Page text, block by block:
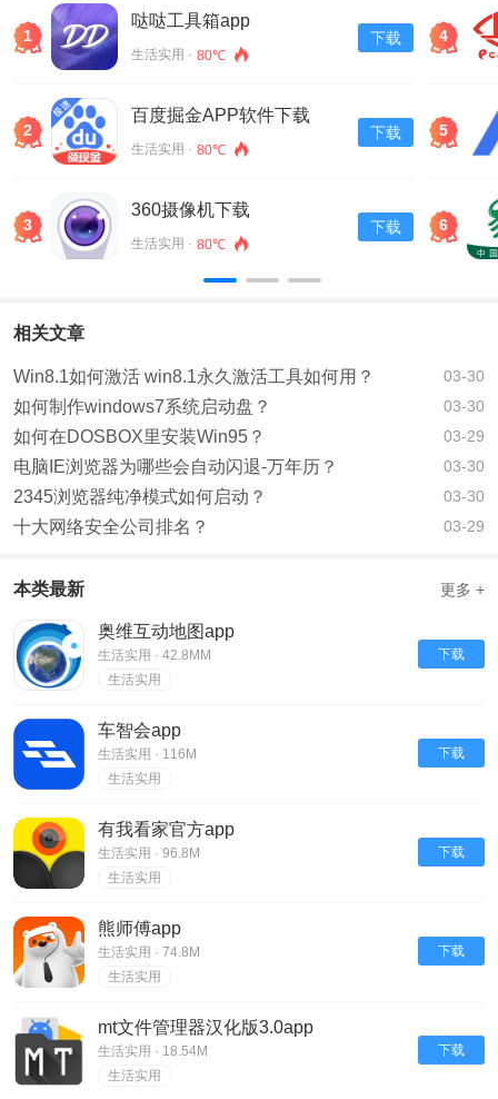
1
哒哒工具箱app
生活实用 · 80℃
下载
2
百度掘金APP软件下载
生活实用 · 80℃
下载
3
360摄像机下载
生活实用 · 80℃
下载
4
5
6
相关文章
Win8.1如何激活 win8.1永久激活工具如何用？ 03-30
如何制作windows7系统启动盘？ 03-30
如何在DOSBOX里安装Win95？ 03-29
电脑IE浏览器为哪些会自动闪退-万年历？ 03-30
2345浏览器纯净模式如何启动？ 03-30
十大网络安全公司排名？ 03-29
本类最新 更多 +
奥维互动地图app
生活实用 · 42.8MM
生活实用
下载
车智会app
生活实用 · 116M
生活实用
下载
有我看家官方app
生活实用 · 96.8M
生活实用
下载
熊师傅app
生活实用 · 74.8M
生活实用
下载
mt文件管理器汉化版3.0app
生活实用 · 18.54M
生活实用
下载